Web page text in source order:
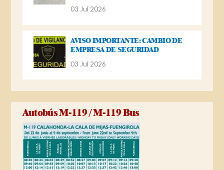
03 Jul 2026
AVISO IMPORTANTE: CAMBIO DE
EMPRESA DE SEGURIDAD
03 Jul 2026
Autobús M-119 / M-119 Bus